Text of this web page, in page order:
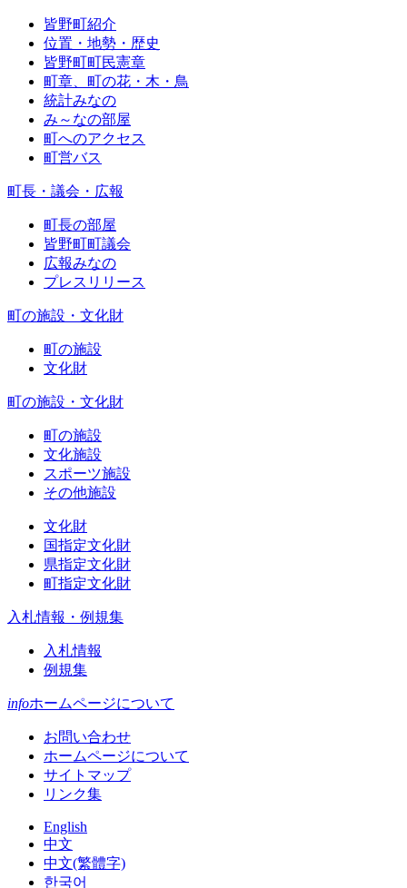
皆野町紹介
位置・地勢・歴史
皆野町町民憲章
町章、町の花・木・鳥
統計みなの
み～なの部屋
町へのアクセス
町営バス
町長・議会・広報
町長の部屋
皆野町町議会
広報みなの
プレスリリース
町の施設・文化財
町の施設
文化財
町の施設・文化財
町の施設
文化施設
スポーツ施設
その他施設
文化財
国指定文化財
県指定文化財
町指定文化財
入札情報・例規集
入札情報
例規集
infoホームページについて
お問い合わせ
ホームページについて
サイトマップ
リンク集
English
中文
中文(繁體字)
한국어